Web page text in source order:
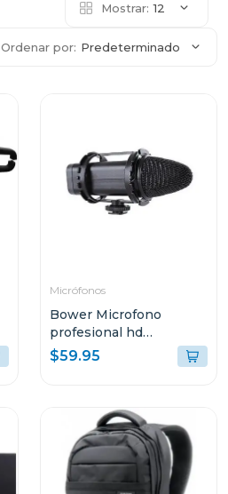
Mostrar: 12
Ordenar por: Predeterminado
Micrófonos
Bower Microfono
profesional hd
broadcast
$59.95